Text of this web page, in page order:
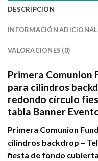
DESCRIPCIÓN
INFORMACIÓN ADICIONAL
VALORACIONES (0)
Primera Comunion
para cilindros
redondo círculo
tabla Banner
Primera Comunion
cilindros backdrop –
fiesta de fondo